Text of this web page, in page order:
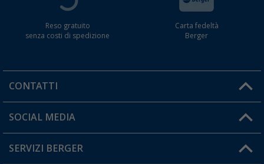
Reso gratuito
senza costi di spedizione
Carta fedeltà
Berger
CONTATTI
Orari di apertura del servizio:
Hai una domanda?
SOCIAL MEDIA
SERVIZI BERGER